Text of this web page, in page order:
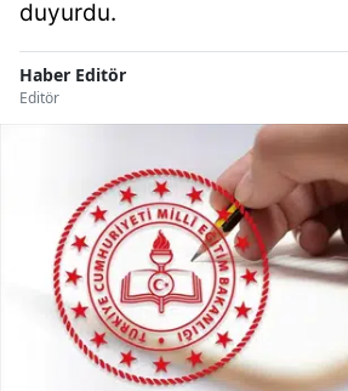
duyurdu.
Haber Editör
Editör